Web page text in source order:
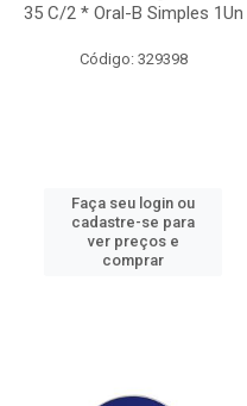
35 C/2 * Oral-B Simples 1Un
Código: 329398
Faça seu login ou
cadastre-se para
ver preços e
comprar